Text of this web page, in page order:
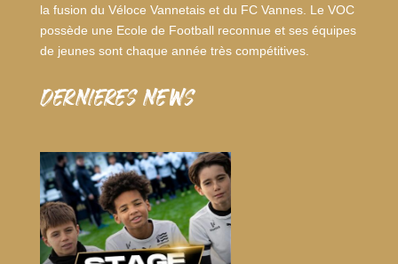
la fusion du Véloce Vannetais et du FC Vannes. Le VOC
possède une Ecole de Football reconnue et ses équipes
de jeunes sont chaque année très compétitives.
dernieres news